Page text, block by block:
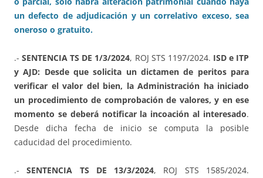
un defecto de adjudicación y un correlativo exceso, sea
oneroso o gratuito.
.-SENTENCIA TS DE 1/3/2024, ROJ STS 1197/2024. ISD e ITP
y AJD: Desde que solicita un dictamen de peritos para
verificar el valor del bien, la Administración ha iniciado
un procedimiento de comprobación de valores, y en ese
momento se deberá notificar la incoación al interesado.
Desde dicha fecha de inicio se computa la posible
caducidad del procedimiento.
.-SENTENCIA TS DE 13/3/2024, ROJ STS 1585/2024.